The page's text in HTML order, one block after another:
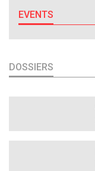
EVENTS
DOSSIERS